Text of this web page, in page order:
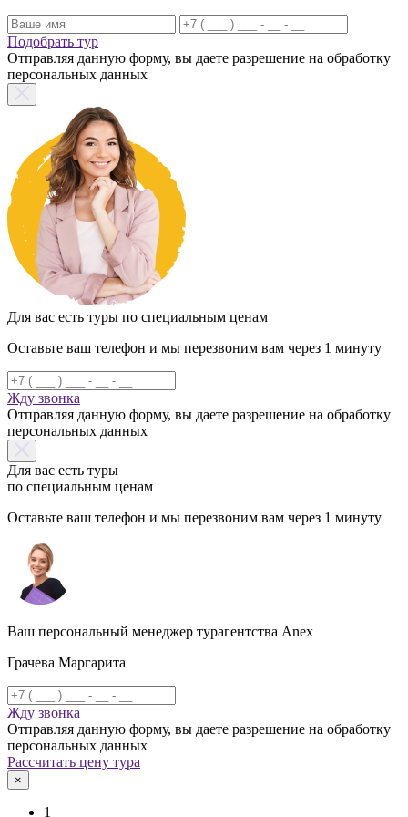
Подобрать тур
Отправляя данную форму, вы даете разрешение на обработку
персональных данных
Для вас есть туры по специальным ценам
Оставьте ваш телефон и мы перезвоним вам через 1 минуту
Жду звонка
Отправляя данную форму, вы даете разрешение на обработку
персональных данных
Для вас есть туры
по специальным ценам
Оставьте ваш телефон и мы перезвоним вам через 1 минуту
Ваш персональный менеджер турагентства Anex
Грачева Маргарита
Жду звонка
Отправляя данную форму, вы даете разрешение на обработку
персональных данных
Рассчитать цену тура
×
1